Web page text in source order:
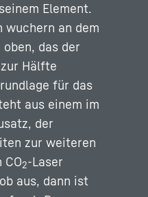
Element.
an dem
das der
Hälfte
für das
aus einem im
der
zur weiteren
2-Laser
aus, dann ist